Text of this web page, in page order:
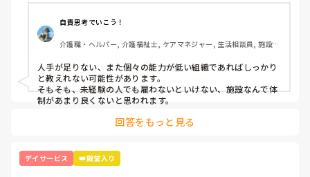
一度付きっきりで指導を受けた後は２週空いてから、時々手
伝って貰いながらの入浴介助を２回やって４回目からは1人
でやってます。
でも初めて介助する方もいるので、その方の特徴とかを聞い
てメモり、それを見て２回大浴介助をしました。
誘導、着脱全て1人です。
８人くらいを２時間弱でこなします。
それだけでも大変なのに、再来週からは個浴か機械浴を頼ま
しかし個浴も機械浴も見たこともないし、教えて貰ってもな
だけ受け、1人でやらなければいけない感じです。
全介の人の移乗もまだ1人でできないのに、そんな方の入浴
自責思考でいこう！
介護職・ヘルパー, 介護福祉士, ケアマネジャー, 生活相談員, 施設
人手が足りない、また個々の能力が低い組織であればしっかり
と教えれない可能性があります。
そもそも、未経験の人でも雇わないといけない、施設なんで体
制があまり良くないと思われます。
回答をもっと見る
デイサービス 👑殿堂入り